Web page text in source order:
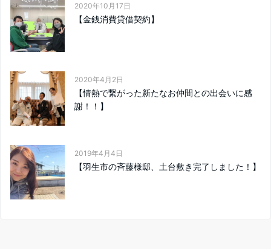
2020年10月17日
【金銭消費貸借契約】
2020年4月2日
【情熱で繋がった新たなお仲間との出会いに感
謝！！】
2019年4月4日
【羽生市の斉藤様邸、土台敷き完了しました！】